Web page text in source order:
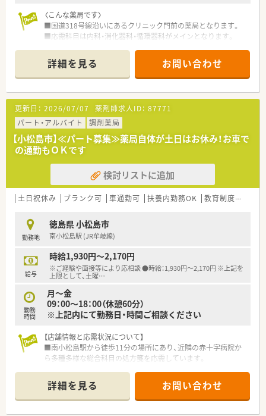
〈こんな薬局です〉
■国道318号線沿いにあるクリニック門前の薬局となります。
■応需科目は内科・消化器科・循環器科がメインとなります。
る店舗です。
〈業務内容〉
■処方箋枚数は20枚/日ほど応需しています。
■調剤・投薬・監査・薬歴管理・在宅等の対応をお願いします。
〈研修制度〉
■研修制度は店舗でのOJT研修がメインとなります。
■eラーニングは「メディカルナレッジ」を利用（会社負担）でき
ます。
■徳島県内に14店舗運営中の企業です。
■14店舗中、11店舗で地域体制加算が算定できている法人で
■社長も薬剤師のため、従業員が働きやすい職場になるように努
めている法人です。
■鑑査に重点をおいた独自の調剤内規を策定し、その順守に努め
ています。
調剤過誤などの事例を報告書として提出するよう義務づけ、
薬剤師から事務まで全店舗の全てのスタッフがその経験を共有
■業務全体の機械化・IT化を進めており、省力化・効率化による患
者様へのさらなるサービス向上の追求を目指しています。
（一例）自動薬袋発行機・散剤鑑査システム・自動錠剤分包機・全自
システム・オンラインでのレセプト請求
■監査や服薬指導に時間をかけられるようにシステム化が進ん
でいます。
するために導入されています。
■健康診断・予防接種・薬剤師賠償責保険も会社負担です。
■福利厚生団体アワーズに加入している法人です。
詳細を見る お問い合わせ
更新日： 2026/07/07 薬剤師求人ID： 87771
パート・アルバイト
調剤薬局
【小松島市】≪パート募集≫薬局自体が土日はお休み！お車で
の通勤もＯＫです
検討リストに追加
土日祝休み ブランク可 車通勤可 扶養内勤務OK 教育制度あり
勤務地
徳島県 小松島市
南小松島駅 (JR牟岐線)
給与
時給1,930円～2,170円
※ご経験や面接等により応相談 ●時給：1,930円〜2,170円 ※上記を
上限として、土曜…
勤務
時間
月～金
09：00～18：00（休憩60分）
※上記内にて勤務日・時間ご相談ください
【店舗情報と応需状況について】
■南小松島駅から徒歩11分の場所にあり、近隣の赤十字病院か
ら多種多様な総合科目の処方箋を応需しています。
ゆとりを持って業務に取り組める環境です。
■総合病院の門前薬局として幅広い医薬品を取り扱っており、
日々の業務を通じて最新の薬学知識が学べます。
詳細を見る お問い合わせ